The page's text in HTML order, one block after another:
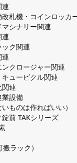
札機・コインロッカ
シナリー関連
ク関連
連
クロージャー関連
ュービクル関連
連
業設備
ものは作ればいい）
前 TAKシリーズ
ラック）